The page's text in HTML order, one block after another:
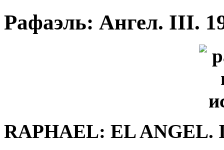
Рафаэль: Ангел. III.
RAPHAEL: EL ANGEL.